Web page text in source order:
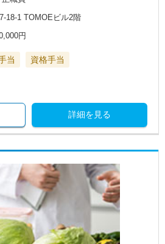
18-1 TOMOEビル2階
円
当
資格手当
詳細を見る